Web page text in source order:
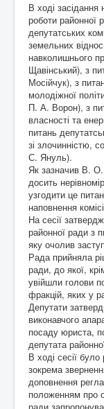
В ході засідання
роботи районної
депутатських
земельних
навколишнього
Щавінський), з
Мосійчук), з
молодіжної
П. А. Ворон), з
власності та
питань
зі злочинністю,
С. Януль).
Як зазначив В. О.
досить
узгодити це
наповнення
На сесії
районної ради з
яку очолив
Рада прийняла
ради, до якої,
увійшли голови
фракцій, яких у
Депутати
виконавчого
посаду юриста,
депутата
В ході сесії
зокрема
доповнення
положенням про